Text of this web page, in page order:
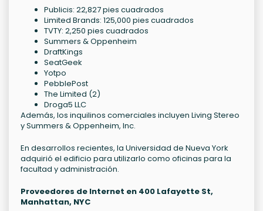
Publicis: 22,827 pies cuadrados
Limited Brands: 125,000 pies cuadrados
TVTY: 2,250 pies cuadrados
Summers & Oppenheim
DraftKings
SeatGeek
Yotpo
PebblePost
The Limited (2)
Droga5 LLC
Además, los inquilinos comerciales incluyen Living Stereo
y Summers & Oppenheim, Inc.
En desarrollos recientes, la Universidad de Nueva York
adquirió el edificio para utilizarlo como oficinas para la
facultad y administración.
Proveedores de Internet en 400 Lafayette St,
Manhattan, NYC